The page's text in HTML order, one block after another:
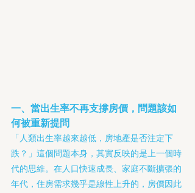
一、當出生率不再支撐房價，問題該如
何被重新提問
「人類出生率越來越低，房地產是否注定下
跌？」這個問題本身，其實反映的是上一個時
代的思維。在人口快速成長、家庭不斷擴張的
年代，住房需求幾乎是線性上升的，房價因此